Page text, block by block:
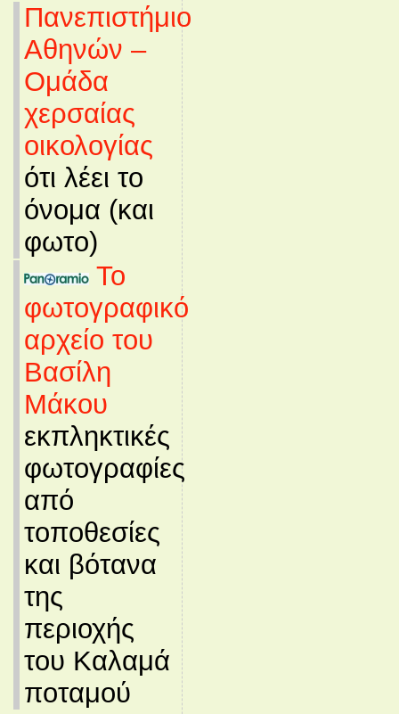
Πανεπιστήμιο
Αθηνών –
Ομάδα
χερσαίας
οικολογίας
ότι λέει το
όνομα (και
φωτο)
Το
φωτογραφικό
αρχείο του
Βασίλη
Μάκου
εκπληκτικές
φωτογραφίες
από
τοποθεσίες
και βότανα
της
περιοχής
του Καλαμά
ποταμού